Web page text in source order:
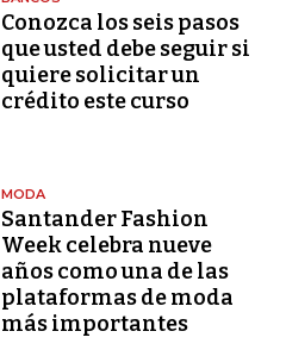
Conozca los seis pasos
que usted debe seguir si
quiere solicitar un
crédito este curso
MODA
Santander Fashion
Week celebra nueve
años como una de las
plataformas de moda
más importantes